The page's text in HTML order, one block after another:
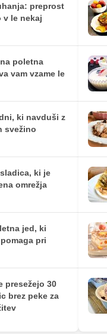
mg 9.75 mg
110 iu
16.5 mg
preprost
v le nekaj
poletna
vam vzame le
ki navduši z
svežino
ki je
omrežja
jed, ki
pri
presežejo 30
brez peke za